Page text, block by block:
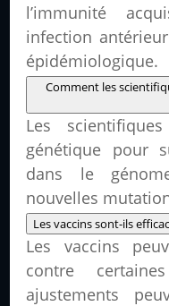
l’immunité
infection
épidémiologique.
Comment les
Les
génétique pour
dans le
nouvelles
Les vaccins sont-ils
Les vaccins
contre
ajustements